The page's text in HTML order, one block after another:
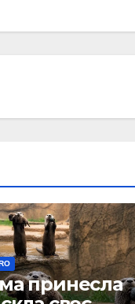
принесла